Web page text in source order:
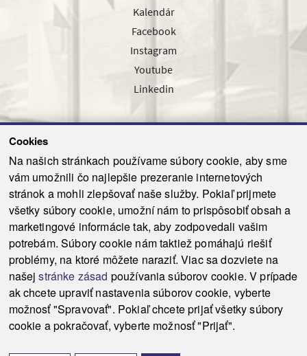
Cookies
Na našich stránkach používame súbory cookie, aby sme
vám umožnili čo najlepšie prezeranie internetových
stránok a mohli zlepšovať naše služby. Pokiaľ prijmete
všetky súbory cookie, umožní nám to prispôsobiť obsah a
marketingové informácie tak, aby zodpovedali vašim
potrebám. Súbory cookie nám taktiež pomáhajú riešiť
problémy, na ktoré môžete naraziť. Viac sa dozviete na
našejstránke zásad používania súborov cookie. V prípade
ak chcete upraviť nastavenia súborov cookie, vyberte
možnosť "Spravovať". Pokiaľ chcete prijať všetky súbory
cookie a pokračovať, vyberte možnosť "Prijať".
Kalendár
Facebook
Instagram
Youtube
Linkedin
Odoslať
© 2021-2026 ku.sk. Všetky práva vyhradené. Ochrana osobných údajov
Vyhlásenie o prístupnosti |
Admin
This site is protected by reCAPTCHA and the Google Privacy Policy and Terms of
Service
apply.